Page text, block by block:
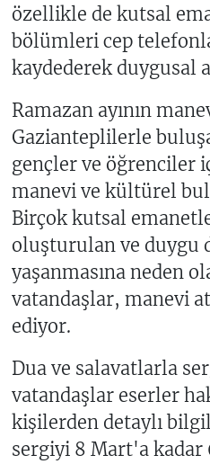
özellikle de kutsal
bölümleri cep
kaydederek duygusal
Ramazan ayının
Gazianteplilerle
gençler ve öğrenciler
manevi ve kültürel
Birçok kutsal
oluşturulan ve duygu
yaşanmasına neden
vatandaşlar, manevi
ediyor.
Dua ve salavatlarla
vatandaşlar eserler
kişilerden detaylı
sergiyi 8 Mart'a